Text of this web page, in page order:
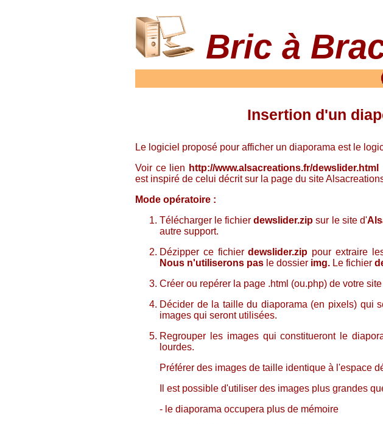
Bric à
Insertion d'un
Le logiciel proposé pour afficher un diaporama est le
Voir ce lien http://www.alsacreations.fr/dewslider.html
est inspiré de celui décrit sur la page du site
Mode opératoire :
Télécharger le fichierdewslider.zip sur le site d'
autre support.
Dézipper ce fichierdewslider.zip pour extraire
Nous n'utiliserons pas le dossier img. Le fichier
Créer ou repérer la page .html (ou.php) de votre
Décider de la taille du diaporama (en pixels) qui
images qui seront utilisées.
Regrouper les images qui constitueront le
lourdes.
Préférer des images de taille identique à l'espace
Il est possible d'utiliser des images plus grandes
- le diaporama occupera plus de mémoire